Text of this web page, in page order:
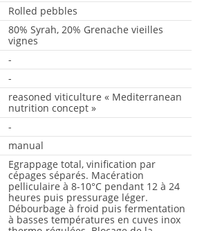
Rolled pebbles
80% Syrah, 20% Grenache vieilles
vignes
-
-
reasoned viticulture « Mediterranean
nutrition concept »
-
manual
Egrappage total, vinification par
cépages séparés. Macération
pelliculaire à 8-10°C pendant 12 à 24
heures puis pressurage léger.
Débourbage à froid puis fermentation
à basses températures en cuves inox